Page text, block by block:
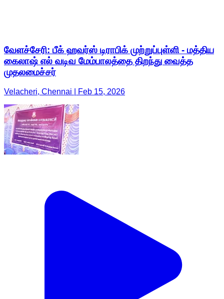
வேளச்சேரி: பீக் ஹவர்ஸ் டிராபிக் முற்றுப்புள்ளி - மத்திய
கைலாஷ் எல் வடிவ மேம்பாலத்தை திறந்து வைத்த
முதலமைச்சர்
Velacheri, Chennai | Feb 15, 2026